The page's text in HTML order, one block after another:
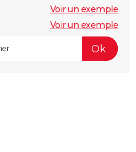
Voir un exemple
Voir un exemple